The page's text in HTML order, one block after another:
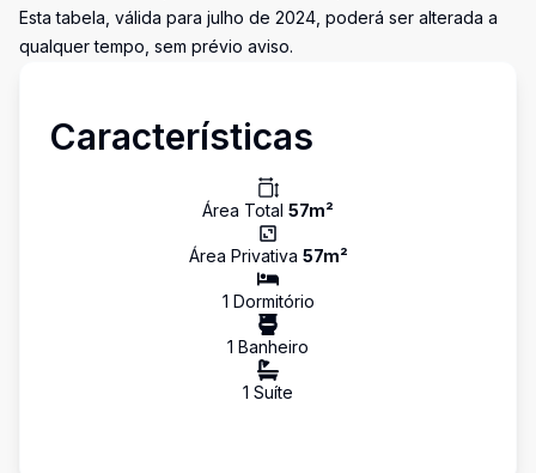
Esta tabela, válida para julho de 2024, poderá ser alterada a
qualquer tempo, sem prévio aviso.
Características
Área Total 57m²
Área Privativa 57m²
1 Dormitório
1 Banheiro
1 Suíte